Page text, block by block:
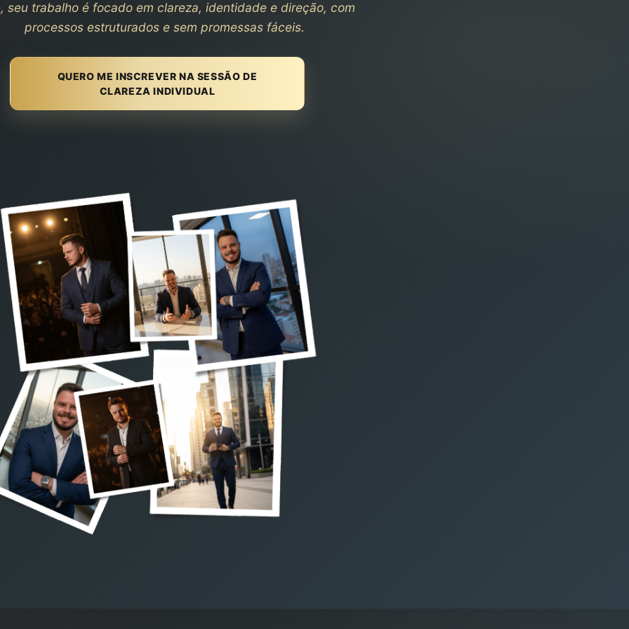
seu trabalho é focado em clareza, identidade e direção, com
processos estruturados e sem promessas fáceis.
QUERO ME INSCREVER NA SESSÃO DE
CLAREZA INDIVIDUAL